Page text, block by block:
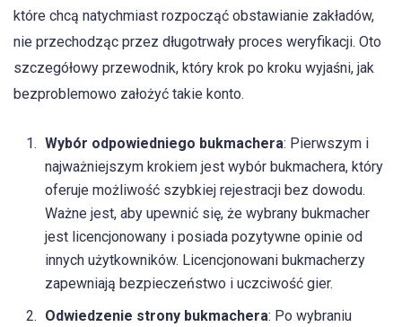
które chcą natychmiast rozpocząć obstawianie zakładów,
nie przechodząc przez długotrwały proces weryfikacji. Oto
szczegółowy przewodnik, który krok po kroku wyjaśni, jak
bezproblemowo założyć takie konto.
Wybór odpowiedniego bukmachera: Pierwszym i
najważniejszym krokiem jest wybór bukmachera, który
oferuje możliwość szybkiej rejestracji bez dowodu.
Ważne jest, aby upewnić się, że wybrany bukmacher
jest licencjonowany i posiada pozytywne opinie od
innych użytkowników. Licencjonowani bukmacherzy
zapewniają bezpieczeństwo i uczciwość gier.
Odwiedzenie strony bukmachera: Po wybraniu